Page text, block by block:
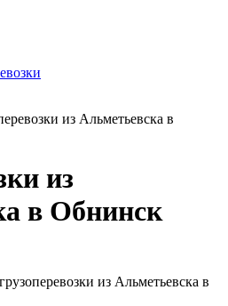
из Альметьевска в
из
в Обнинск
из Альметьевска в